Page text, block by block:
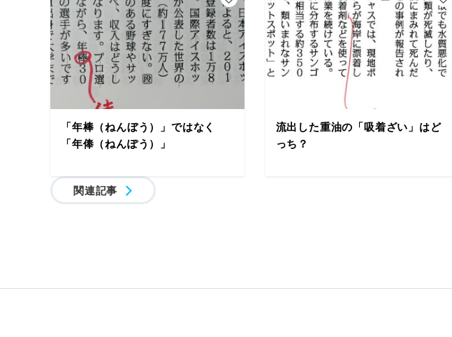
「年棒（ねんぼう）」ではなく
「年俸（ねんぽう）」
流出した重油の「吸着ざい」はど
っち？
関連記事